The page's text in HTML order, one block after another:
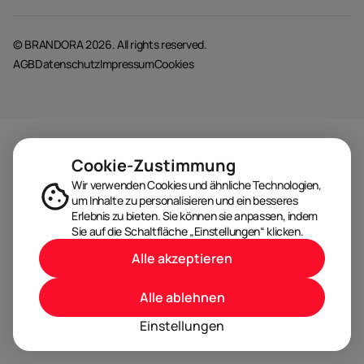
© BRANDORA 2026. All rights reserved.
AGBDatenschutzImpressumCookies
Cookie-Zustimmung
Wir verwenden Cookies und ähnliche Technologien,
um Inhalte zu personalisieren und ein besseres
Erlebnis zu bieten. Sie können sie anpassen, indem
Sie auf die Schaltfläche „Einstellungen“ klicken.
Einstellungen
Alle ablehnen
Alle akzeptieren